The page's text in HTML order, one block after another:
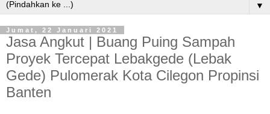
▼
Jumat, 22 Januari 2021
Jasa Angkut | Buang Puing Sampah
Proyek Tercepat Lebakgede (Lebak
Gede) Pulomerak Kota Cilegon Propinsi
Banten